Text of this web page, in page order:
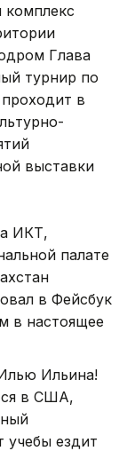
комплекс
Глава
турнир по
в
выставки
ИКТ,
палате
в Фейсбук
в настоящее
Ильина!
в США,
учебы ездит